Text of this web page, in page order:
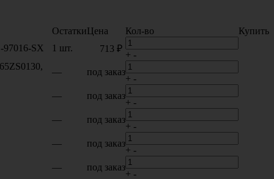
ОстаткиЦена Кол-во
Купить
97016-SX 1 шт. 713 ₽
+ -
— под заказ
+ -
— под заказ
+ -
— под заказ
+ -
— под заказ
+ -
— под заказ
+ -